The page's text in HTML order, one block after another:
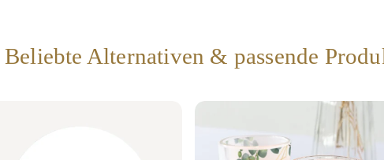
Beliebte Alternativen & passende